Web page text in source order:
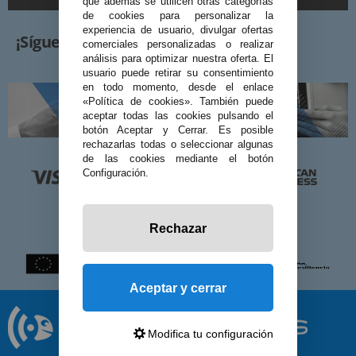
¡Síguenos!
de cookies para personalizar la
experiencia de usuario, divulgar ofertas
comerciales personalizadas o realizar
análisis para optimizar nuestra oferta. El
usuario puede retirar su consentimiento
en todo momento, desde el enlace
«Política de cookies». También puede
aceptar todas las cookies pulsando el
botón Aceptar y Cerrar. Es posible
rechazarlas todas o seleccionar algunas
de las cookies mediante el botón
Configuración.
Rechazar
Aceptar y cerrar
Modifica tu configuración